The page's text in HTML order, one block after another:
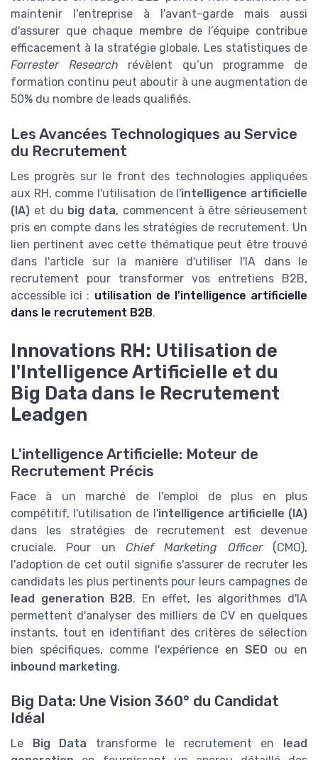
maintenir l'entreprise à l'avant-garde mais aussi
d'assurer que chaque membre de l’équipe contribue
efficacement à la stratégie globale. Les statistiques de
Forrester Research révèlent qu’un programme de
formation continu peut aboutir à une augmentation de
50% du nombre de leads qualifiés.
Les Avancées Technologiques au Service
du Recrutement
Les progrès sur le front des technologies appliquées
aux RH, comme l'utilisation de l'intelligence artificielle
(IA) et du big data, commencent à être sérieusement
pris en compte dans les stratégies de recrutement. Un
lien pertinent avec cette thématique peut être trouvé
dans l'article sur la manière d'utiliser l'IA dans le
recrutement pour transformer vos entretiens B2B,
accessible ici : utilisation de l'intelligence artificielle
dans le recrutement B2B.
Innovations RH: Utilisation de
l'Intelligence Artificielle et du
Big Data dans le Recrutement
Leadgen
L'intelligence Artificielle: Moteur de
Recrutement Précis
Face à un marché de l'emploi de plus en plus
compétitif, l'utilisation de l'intelligence artificielle (IA)
dans les stratégies de recrutement est devenue
cruciale. Pour un Chief Marketing Officer(CMO),
l'adoption de cet outil signifie s'assurer de recruter les
candidats les plus pertinents pour leurs campagnes de
lead generation B2B. En effet, les algorithmes d'IA
permettent d'analyser des milliers de CV en quelques
instants, tout en identifiant des critères de sélection
bien spécifiques, comme l'expérience en SEO ou en
inbound marketing.
Big Data: Une Vision 360° du Candidat
Idéal
Le Big Data transforme le recrutement en
lead